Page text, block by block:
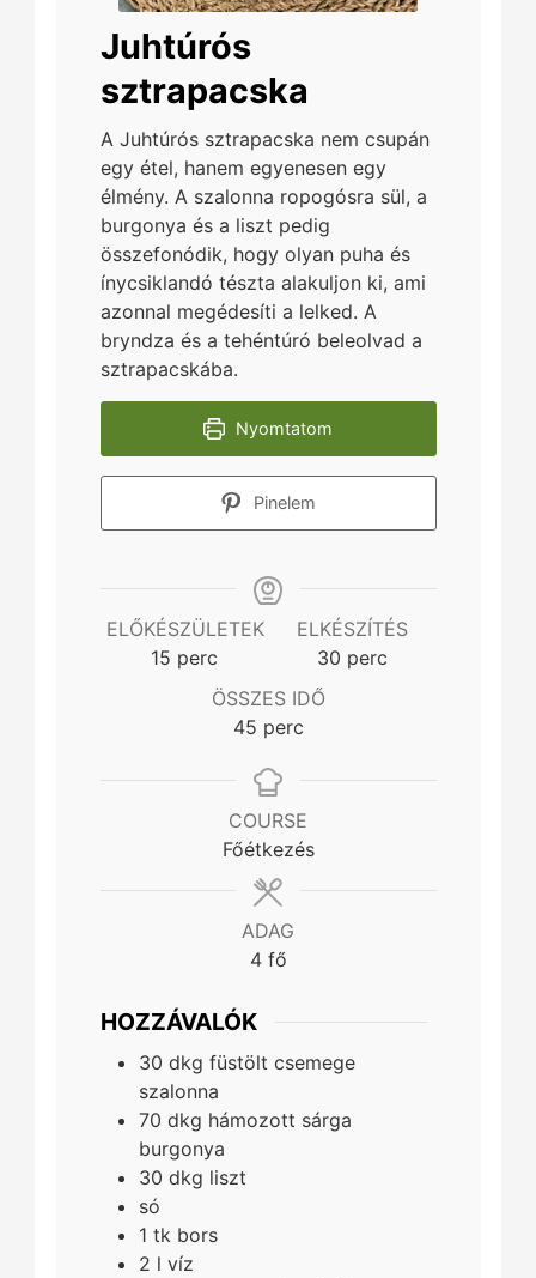
Juhtúrós
sztrapacska
A Juhtúrós sztrapacska nem csupán
egy étel, hanem egyenesen egy
élmény. A szalonna ropogósra sül, a
burgonya és a liszt pedig
összefonódik, hogy olyan puha és
ínycsiklandó tészta alakuljon ki, ami
azonnal megédesíti a lelked. A
bryndza és a tehéntúró beleolvad a
sztrapacskába.
Nyomtatom
Pinelem
ELŐKÉSZÜLETEK
15minutes
perc
ELKÉSZÍTÉS
30minutes
perc
ÖSSZES IDŐ
45minutes
perc
COURSE
Főétkezés
ADAG
4 fő
HOZZÁVALÓK
30 dkg füstölt csemege
szalonna
70 dkg hámozott sárga
burgonya
30 dkg liszt
só
1 tk bors
2 l víz